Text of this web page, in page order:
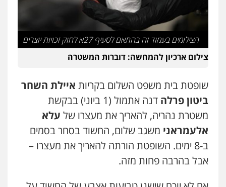
עו"ד שלי גורביץ – לוי
משפט פלילי פשיעה חמורה מעצרים
וחקירות צבאי תעבורה
0544218336
עו"ד שאדי כבהא
עורכי דין לענייני אסירים
0525556970
משרד עורכי דין חן ברוך
פלילי דיני תעבורה מעצרים וחקירות
0505078733
הצילומים בעמוד זה בהתאם לסעיף 27א לחוק זכויות יוצרים
צילום ארכיון להמחשה: דוברות המשטרה
שופטת בית משפט השלום בקריות איילת השחר
ביטון פרלה
דנה אתמול (1 ביוני) בבקשת
משטרת נהריה, להאריך את מעצרו של עלא
אלעמראני משגב שלום, החשוד בסחר בסמים
ב-8 ימים. השופטת הורתה להאריך את מעצרו –
אבל בהרבה פחות מזה.